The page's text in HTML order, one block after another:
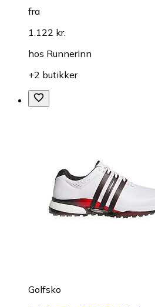
fra
1.122 kr.
hos RunnerInn
+2 butikker
Golfsko